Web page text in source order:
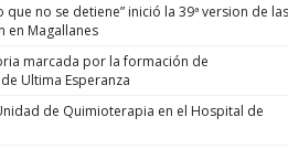
no se detiene” inició la 39ª version de las
en Magallanes
marcada por la formación de
Ultima Esperanza
de Quimioterapia en el Hospital de